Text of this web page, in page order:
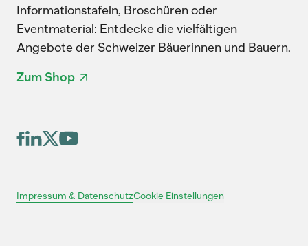
Informationstafeln, Broschüren oder
Eventmaterial: Entdecke die vielfältigen
Angebote der Schweizer Bäuerinnen und Bauern.
Zum Shop
Impressum & DatenschutzCookie Einstellungen